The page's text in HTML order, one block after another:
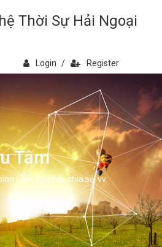
Thời Sự Hải Ngoại
Login / Register
Tâm
luân, học hỏi, chia sẻ, vv.